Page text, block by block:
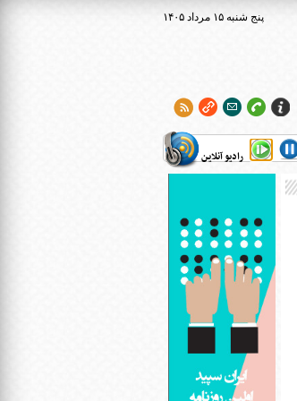
۱۴۰۵ پنج شنبه ۱۵ مرداد
رادیو آنلاین